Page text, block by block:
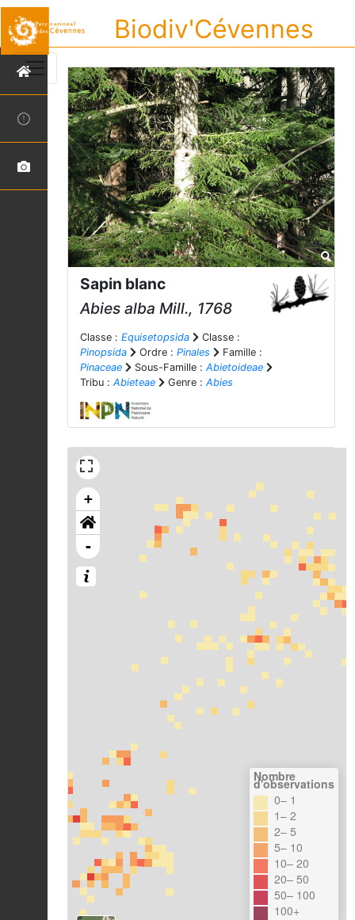
Biodiv'Cévennes
Sapin blanc
Abies alba Mill., 1768
Classe : Equisetopsida
Classe :
Pinopsida
Ordre : Pinales
Famille :
Pinaceae
Sous-Famille : Abietoideae
Tribu : Abieteae Genre : Abies
+
-
Nombre
d'observations
0– 1
1– 2
2– 5
5– 10
10– 20
20– 50
50– 100
100+